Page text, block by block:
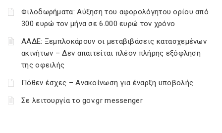
Φιλοδωρήματα: Αύξηση του αφορολόγητου ορίου από
300 ευρώ τον μήνα σε 6.000 ευρώ τον χρόνο
ΑΑΔΕ: Ξεμπλοκάρουν οι μεταβιβάσεις κατασχεμένων
ακινήτων – Δεν απαιτείται πλέον πλήρης εξόφληση
της οφειλής
Πόθεν έσχες – Ανακοίνωση για έναρξη υποβολής
Σε λειτουργία το gov.gr messenger